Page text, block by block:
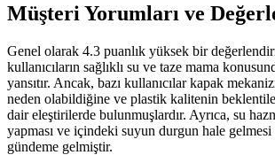
Müşteri Yorumları ve
Genel olarak 4.3 puanlık yüksek bir
kullanıcıların sağlıklı su ve taze mama
yansıtır. Ancak, bazı kullanıcılar kapak
neden olabildiğine ve plastik kalitenin
dair eleştirilerde bulunmuşlardır. Ayrıca, su
yapması ve içindeki suyun durgun hale
gündeme gelmiştir.